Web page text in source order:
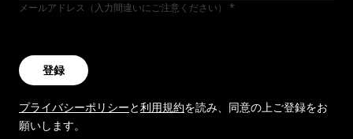
メールアドレス（入力間違いにご注意ください）
登録
プライバシーポリシーと利用規約を読み、同意の上ご登録をお
願いします。